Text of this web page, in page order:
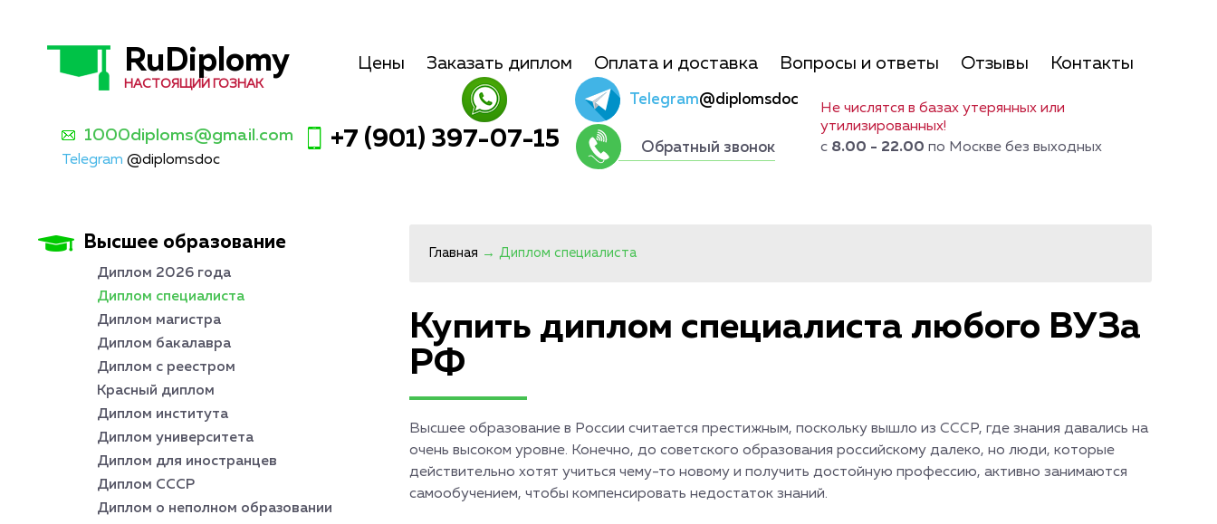
RuDiplomy
НАСТОЯЩИЙ ГОЗНАК
Цены Заказать диплом Оплата и доставка Вопросы и ответы Отзывы Контакты
1000diploms@gmail.com
Telegram @diplomsdoc
+7 (901) 397-07-15
Telegram@diplomsdoc
Обратный звонок
Не числятся в базах утерянных или
утилизированных!
с 8.00 - 22.00 по Москве без выходных
Главная → Диплом специалиста
Купить диплом специалиста любого ВУЗа
РФ
Высшее образование в России считается престижным, поскольку вышло из СССР, где знания давались на
очень высоком уровне. Конечно, до советского образования российскому далеко, но люди, которые
действительно хотят учиться чему-то новому и получить достойную профессию, активно занимаются
самообучением, чтобы компенсировать недостаток знаний.
Высшее образование
Диплом 2026 года
Диплом специалиста
Диплом магистра
Диплом бакалавра
Диплом с реестром
Красный диплом
Диплом института
Диплом университета
Диплом для иностранцев
Диплом СССР
Диплом о неполном образовании